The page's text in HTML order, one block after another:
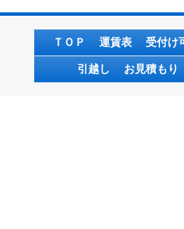
ＴＯＰ 運賃表 受付け
引越し お見積もり